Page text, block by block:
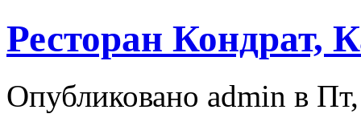
Ресторан Кондрат,
Опубликовано admin в